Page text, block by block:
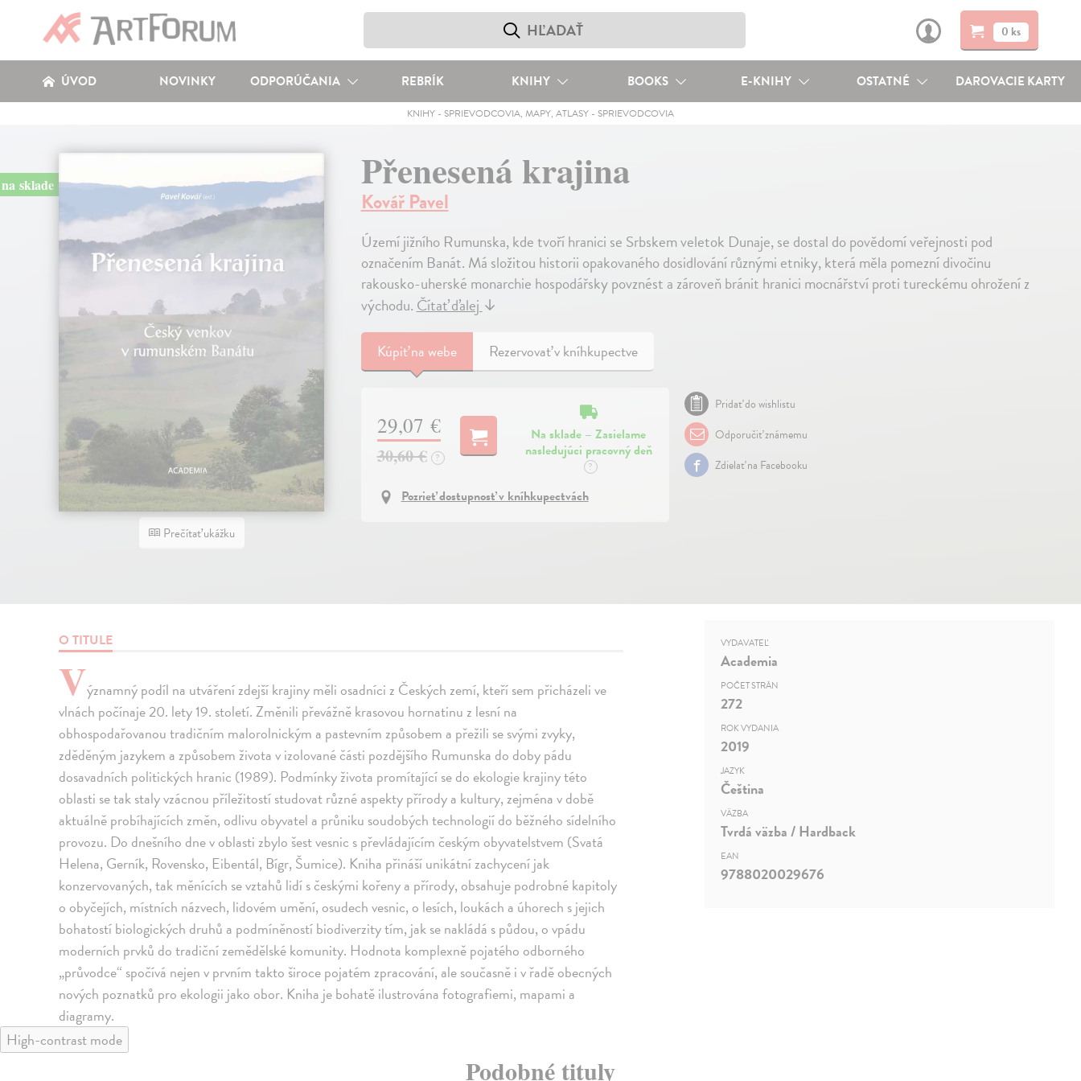
0 ks
ÚVOD NOVINKY ODPORÚČANIA REBRÍK KNIHY BOOKS E-KNIHY OSTATNÉ DAROVACIE KARTY
KNIHY- SPRIEVODCOVIA, MAPY, ATLASY- SPRIEVODCOVIA
na sklade
Prečítať ukážku
Přenesená krajina
Kovář Pavel
Území jižního Rumunska, kde tvoří hranici se Srbskem veletok Dunaje, se dostal do povědomí veřejnosti pod
označením Banát. Má složitou historii opakovaného dosidlování různými etniky, která měla pomezní divočinu
rakousko-uherské monarchie hospodářsky povznést a zároveň bránit hranici mocnářství proti tureckému ohrožení z
východu.Čítať ďalej↓
Kúpiťna webe Rezervovať v kníhkupectve
29,07 €
30,60 € ?
Na sklade – Zasielame
nasledujúci pracovný deň
?
Pozrieť dostupnosť v kníhkupectvách
Pridať do wishlistu
Odporučiť známemu
Zdielať na Facebooku
O TITULE
Významný podíl na utváření zdejší krajiny měli osadníci z Českých zemí, kteří sem přicházeli ve
vlnách počínaje 20. lety 19. století. Změnili převážně krasovou hornatinu z lesní na
obhospodařovanou tradičním malorolnickým a pastevním způsobem a přežili se svými zvyky,
zděděným jazykem a způsobem života v izolované části pozdějšího Rumunska do doby pádu
dosavadních politických hranic (1989). Podmínky života promítající se do ekologie krajiny této
oblasti se tak staly vzácnou příležitostí studovat různé aspekty přírody a kultury, zejména v době
aktuálně probíhajících změn, odlivu obyvatel a průniku soudobých technologií do běžného sídelního
provozu. Do dnešního dne v oblasti zbylo šest vesnic s převládajícím českým obyvatelstvem (Svatá
Helena, Gerník, Rovensko, Eibentál, Bígr, Šumice). Kniha přináší unikátní zachycení jak
konzervovaných, tak měnících se vztahů lidí s českými kořeny a přírody, obsahuje podrobné kapitoly
o obyčejích, místních názvech, lidovém umění, osudech vesnic, o lesích, loukách a úhorech s jejich
bohatostí biologických druhů a podmíněností biodiverzity tím, jak se nakládá s půdou, o vpádu
moderních prvků do tradiční zemědělské komunity. Hodnota komplexně pojatého odborného
„průvodce“ spočívá nejen v prvním takto široce pojatém zpracování, ale současně i v řadě obecných
nových poznatků pro ekologii jako obor. Kniha je bohatě ilustrována fotografiemi, mapami a
diagramy.
VYDAVATEĽ
Academia
POČET STRÁN
272
ROK VYDANIA
2019
JAZYK
Čeština
VÄZBA
Tvrdá väzba / Hardback
EAN
9788020029676
High-contrast mode
Podobné tituly